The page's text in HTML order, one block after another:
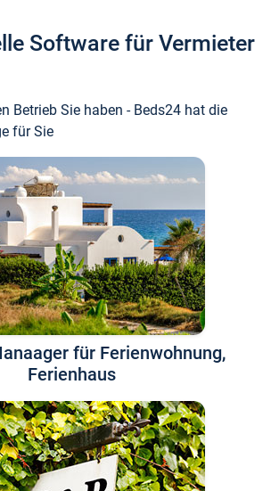
Software für Vermieter
Betrieb Sie haben - Beds24 hat die
für Sie
für Ferienwohnung,
Ferienhaus